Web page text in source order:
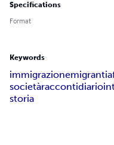
Specifications
Format
Keywords
immigrazionemigranti
societàraccontidiario
storia